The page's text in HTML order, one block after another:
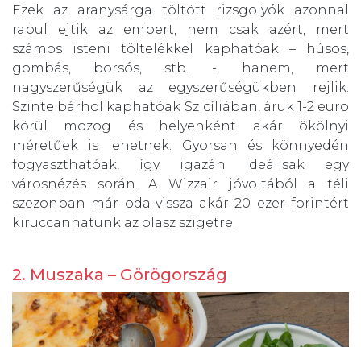
Ezek az aranysárga töltött rizsgolyók azonnal
rabul ejtik az embert, nem csak azért, mert
számos isteni töltelékkel kaphatóak – húsos,
gombás, borsós, stb. -, hanem, mert
nagyszerűségük az egyszerűségükben rejlik.
Szinte bárhol kaphatóak Szicíliában, áruk 1-2 euro
körül mozog és helyenként akár ökölnyi
méretűek is lehetnek. Gyorsan és könnyedén
fogyaszthatóak, így igazán ideálisak egy
városnézés során. A Wizzair jóvoltából a téli
szezonban már oda-vissza akár 20 ezer forintért
kiruccanhatunk az olasz szigetre.
2. Muszaka – Görögország